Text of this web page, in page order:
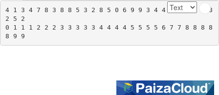
4 1 3 4 7 8 3 8 8 5 3 2 8 5 0 6 9 9 3 4 4 1 5 7 3 1 8
2 5 2
0 1 1 1 2 2 2 3 3 3 3 3 4 4 4 4 5 5 5 5 6 7 7 8 8 8 8